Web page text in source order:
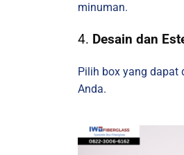
minuman.
4. Desain dan
Pilih box yang dapat
Anda.